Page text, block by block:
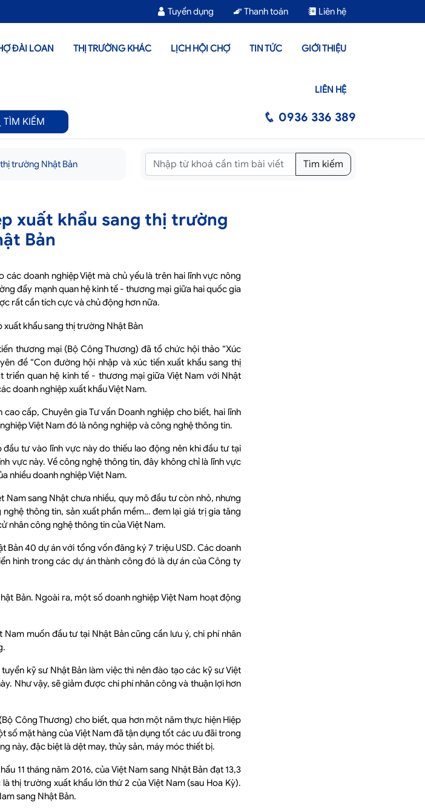
Tuyển dụng Thanh toán Liên hệ
ĐÀI LOAN THỊ TRƯỜNG KHÁC LỊCH HỘI CHỢ TIN TỨC GIỚI THIỆU
LIÊN HỆ
TÌM KIẾM 0936 336 389
trường Nhật Bản Tìm kiếm
xuất khẩu sang thị trường
Bản
doanh nghiệp Việt mà chủ yếu là trên hai lĩnh vực nông
đẩy mạnh quan hệ kinh tế - thương mại giữa hai quốc gia
rất cần tích cực và chủ động hơn nữa.
thương mại (Bộ Công Thương) đã tổ chức hội thảo “Xúc
đề “Con đường hội nhập và xúc tiến xuất khẩu sang thị
quan hệ kinh tế - thương mại giữa Việt Nam với Nhật
doanh nghiệp xuất khẩu Việt Nam.
cấp, Chuyên gia Tư vấn Doanh nghiệp cho biết, hai lĩnh
Việt Nam đó là nông nghiệp và công nghệ thông tin.
tư vào lĩnh vực này do thiếu lao động nên khi đầu tư tại
vực này. Về công nghệ thông tin, đây không chỉ là lĩnh vực
nhiều doanh nghiệp Việt Nam.
Nam sang Nhật chưa nhiều, quy mô đầu tư còn nhỏ, nhưng
thông tin, sản xuất phần mềm… đem lại giá trị gia tăng
nhân công nghệ thông tin của Việt Nam.
Bản 40 dự án với tổng vốn đăng ký 7 triệu USD. Các doanh
hình trong các dự án thành công đó là dự án của Công ty
Bản. Ngoài ra, một số doanh nghiệp Việt Nam hoạt động
muốn đầu tư tại Nhật Bản cũng cần lưu ý, chi phí nhân
kỹ sư Nhật Bản làm việc thì nên đào tạo các kỹ sư Việt
Như vậy, sẽ giảm được chi phí nhân công và thuận lợi hơn
Công Thương) cho biết, qua hơn một năm thực hiện Hiệp
số mặt hàng của Việt Nam đã tận dụng tốt các ưu đãi trong
này, đặc biệt là dệt may, thủy sản, máy móc thiết bị.
11 tháng năm 2016, của Việt Nam sang Nhật Bản đạt 13,3
thị trường xuất khẩu lớn thứ 2 của Việt Nam (sau Hoa Kỳ).
sang Nhật Bản.